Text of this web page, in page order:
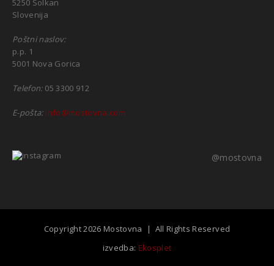
5250 Solkan
Slovenija
Poštni naslov:
p.p. 1
5001 Nova Gorica
Telefon:05 3300 912
E-pošta: info@mostovna.com
@mostovna
Copyright 2026 Mostovna | All Rights Reserved
izvedba: Ekosplet